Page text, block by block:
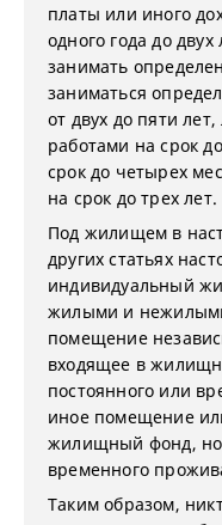
платы или иного
одного года до
занимать
заниматься
от двух до пяти
работами на срок
срок до четырех
на срок до трех лет.
Под жилищем в
других статьях
индивидуальный
жилыми и
помещение
входящее в
постоянного или
иное помещение
жилищный фонд, но
временного
Таким образом,